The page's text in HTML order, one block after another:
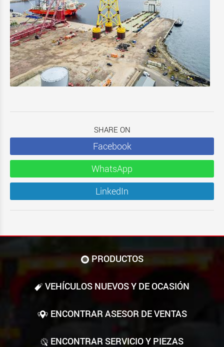
SHARE ON
Facebook
WhatsApp
LinkedIn
PRODUCTOS
VEHÍCULOS NUEVOS Y DE OCASIÓN
ENCONTRAR ASESOR DE VENTAS
ENCONTRAR SERVICIO Y PIEZAS